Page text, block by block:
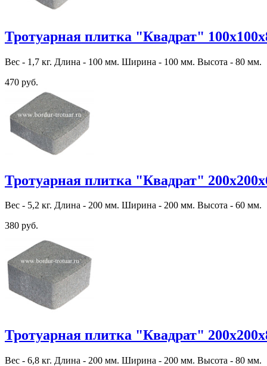
Тротуарная плитка "Квадрат"
Вес - 1,7 кг. Длина - 100 мм. Ширина - 100 мм. Высота - 80 мм.
470 руб.
Тротуарная плитка "Квадрат"
Вес - 5,2 кг. Длина - 200 мм. Ширина - 200 мм. Высота - 60 мм.
380 руб.
Тротуарная плитка "Квадрат"
Вес - 6,8 кг. Длина - 200 мм. Ширина - 200 мм. Высота - 80 мм.